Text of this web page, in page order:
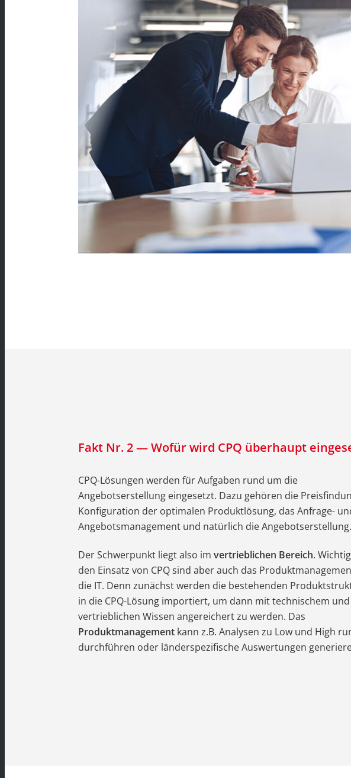
Fakt Nr. 2 — Wofür wird CPQ überhaupt
CPQ-Lösungen werden für Aufgaben rund um die
Angebotserstellung eingesetzt. Dazu gehören die
Konfiguration der optimalen Produktlösung, das Anfrage-
Angebotsmanagement und natürlich die Angebotserstellung.
Der Schwerpunkt liegt also im vertrieblichen Bereich.
den Einsatz von CPQ sind aber auch das
die IT. Denn zunächst werden die bestehenden
in die CPQ-Lösung importiert, um dann mit technischem und
vertrieblichen Wissen angereichert zu werden. Das
Produktmanagement kann z.B. Analysen zu Low und High
durchführen oder länderspezifische Auswertungen